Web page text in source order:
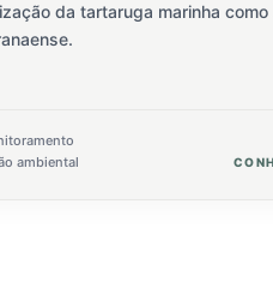
da tartaruga marinha como
ambiental